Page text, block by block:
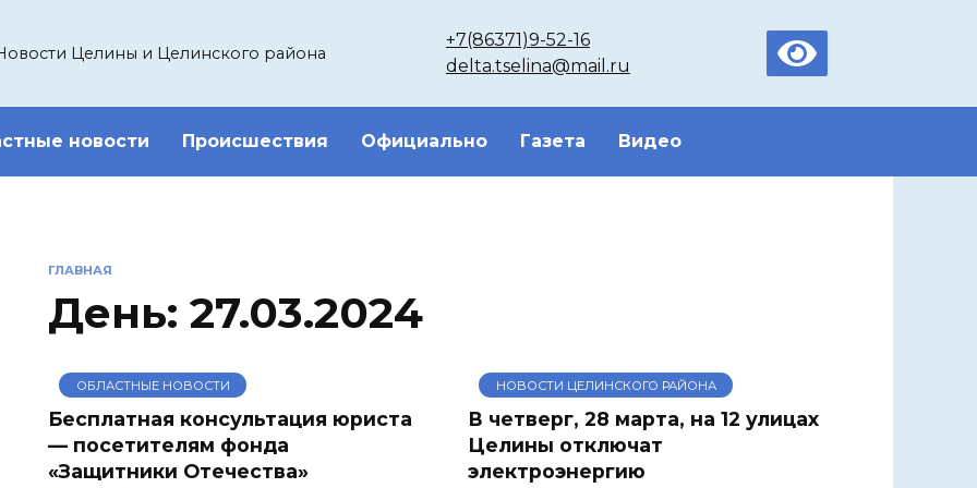
Целины и Целинского района
+7(86371)9-52-16
delta.tselina@mail.ru
новости Происшествия Официально Газета Видео
ГЛАВНАЯ
День: 27.03.2024
ОБЛАСТНЫЕ НОВОСТИ
Бесплатная консультация юриста
— посетителям фонда
«Защитники Отечества»
НОВОСТИ ЦЕЛИНСКОГО РАЙОНА
В четверг, 28 марта, на 12 улицах
Целины отключат
электроэнергию